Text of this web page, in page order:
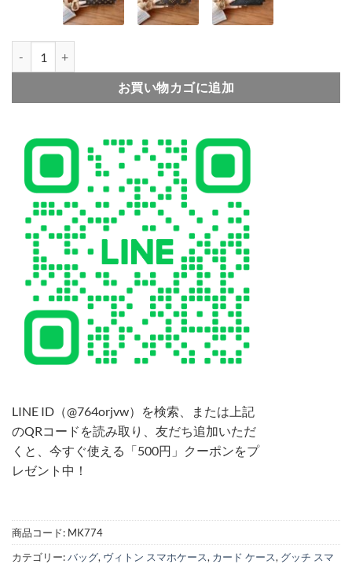
お買い物カゴに追加
LINE ID（@764orjvw）を検索、または上記
のQRコードを読み取り、友だち追加いただ
くと、今すぐ使える「500円」クーポンをプ
レゼント中！
商品コード: MK774
カテゴリー:バッグ, ヴィトン スマホケース, カード ケース, グッチ スマ